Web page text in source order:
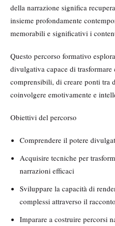
della narrazione significa
insieme profondamente
memorabili e significativi i
Questo percorso formativo
divulgativa capace di
comprensibili, di creare ponti tra
coinvolgere emotivamente e
Obiettivi del percorso
Comprendere il potere
Acquisire tecniche per
narrazioni efficaci
Sviluppare la capacità di
complessi attraverso il racconto
Imparare a costruire percorsi